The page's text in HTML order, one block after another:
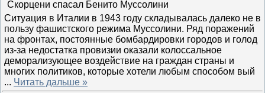
Ситуация в Италии в 1943 году складывалась далеко не в
пользу фашистского режима Муссолини. Ряд поражений
на фронтах, постоянные бомбардировки городов и голод
из-за недостатка провизии оказали колоссальное
деморализующее воздействие на граждан страны и
многих политиков, которые хотели любым способом вый
... Читать дальше »